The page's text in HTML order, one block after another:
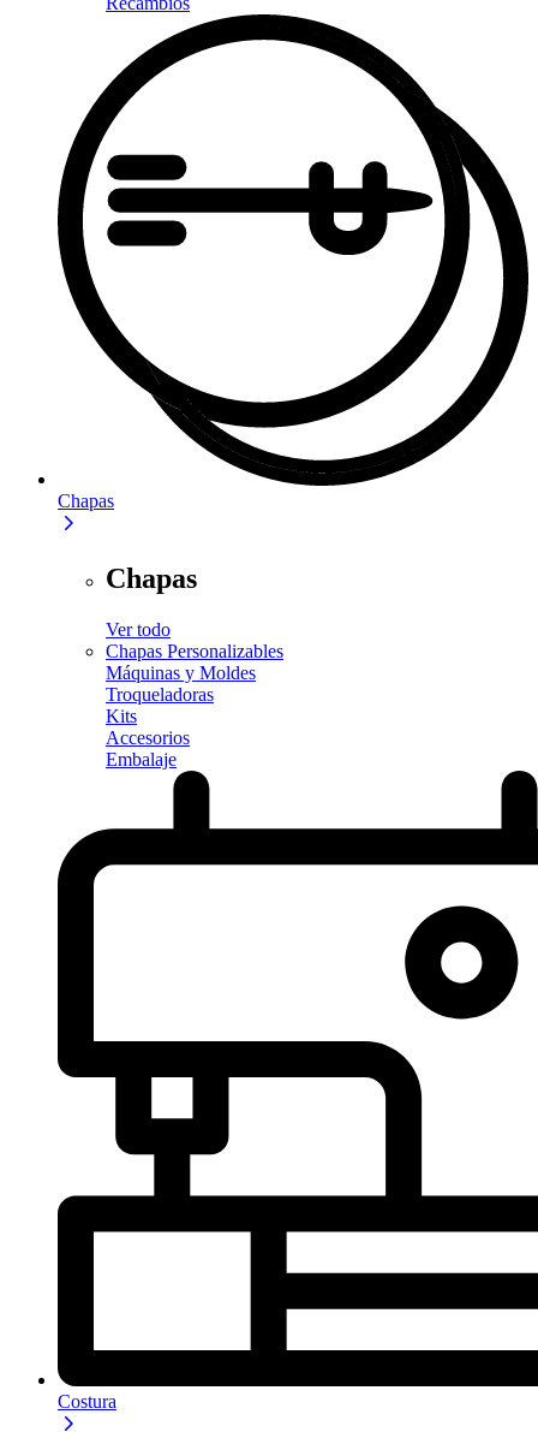
Chapas
Chapas
Ver todo
Chapas Personalizables
Máquinas y Moldes
Troqueladoras
Kits
Accesorios
Embalaje
Costura